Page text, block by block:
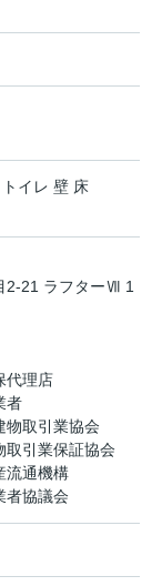
イレ 壁 床
2-21 ラフターⅦ 1
代理店
者
物取引業協会
取引業保証協会
流通機構
者協議会